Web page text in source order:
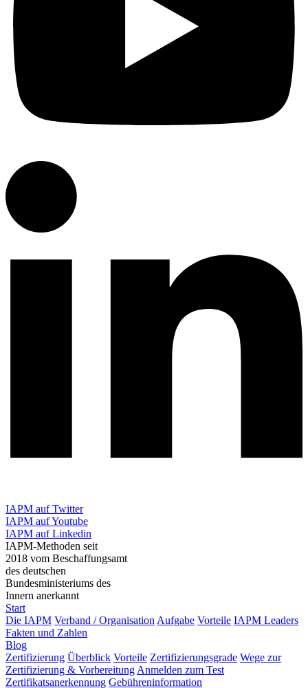
IAPM auf Twitter
IAPM auf Youtube
IAPM auf Linkedin
IAPM-Methoden seit
2018 vom Beschaffungsamt
des deutschen
Bundesministeriums des
Innern anerkannt
Start
Die IAPM Verband / Organisation Aufgabe Vorteile IAPM Leaders
Fakten und Zahlen
Blog
Zertifizierung Überblick Vorteile Zertifizierungsgrade Wege zur
Zertifizierung & Vorbereitung Anmelden zum Test
Zertifikatsanerkennung Gebühreninformation